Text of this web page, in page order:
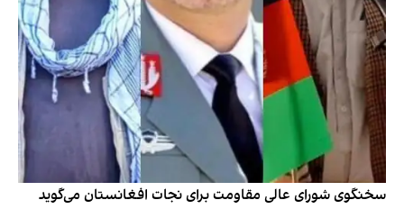
سخنگوی شورای عالی مقاومت برای نجات افغانستان می‌گوید